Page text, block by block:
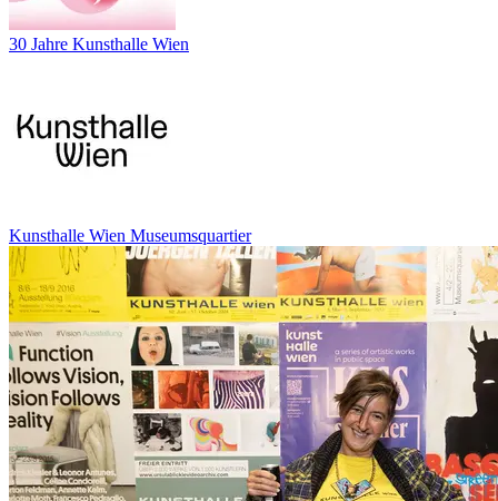
30 Jahre Kunsthalle Wien
Kunsthalle Wien Museumsquartier